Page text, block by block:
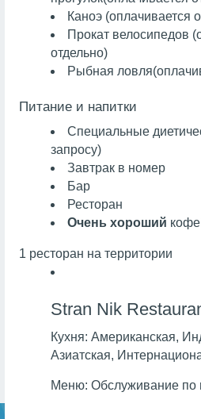
Каноэ (оплачивается
Прокат велосипедов
отдельно)
Рыбная ловля
Питание и напитки
Специальные
запросу)
Завтрак в номер
Бар
Ресторан
Очень хороший
1 ресторан на территории
Stran Nik
Кухня: Американская,
Азиатская,
Меню: Обслуживание